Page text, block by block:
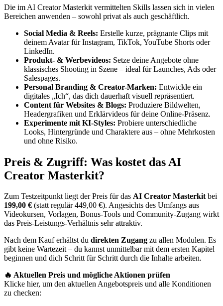
Die im AI Creator Masterkit vermittelten Skills lassen sich in vielen
Bereichen anwenden – sowohl privat als auch geschäftlich.
Social Media & Reels: Erstelle kurze, prägnante Clips mit
deinem Avatar für Instagram, TikTok, YouTube Shorts oder
LinkedIn.
Produkt- & Werbevideos: Setze deine Angebote ohne
klassisches Shooting in Szene – ideal für Launches, Ads oder
Salespages.
Personal Branding & Creator-Marken: Entwickle ein
digitales „Ich“, das dich dauerhaft visuell repräsentiert.
Content für Websites & Blogs: Produziere Bildwelten,
Headergrafiken und Erklärvideos für deine Online-Präsenz.
Experimente mit KI-Styles: Probiere unterschiedliche
Looks, Hintergründe und Charaktere aus – ohne Mehrkosten
und ohne Risiko.
Preis & Zugriff: Was kostet das AI
Creator Masterkit?
Zum Testzeitpunkt liegt der Preis für das AI Creator Masterkitbei
199,00 € (statt regulär 449,00 €). Angesichts des Umfangs aus
Videokursen, Vorlagen, Bonus-Tools und Community-Zugang wirkt
das Preis-Leistungs-Verhältnis sehr attraktiv.
Nach dem Kauf erhältst du direkten Zugang zu allen Modulen. Es
gibt keine Wartezeit – du kannst unmittelbar mit dem ersten Kapitel
beginnen und dich Schritt für Schritt durch die Inhalte arbeiten.
🔥 Aktuellen Preis und mögliche Aktionen prüfen
Klicke hier, um den aktuellen Angebotspreis und alle Konditionen
zu checken: